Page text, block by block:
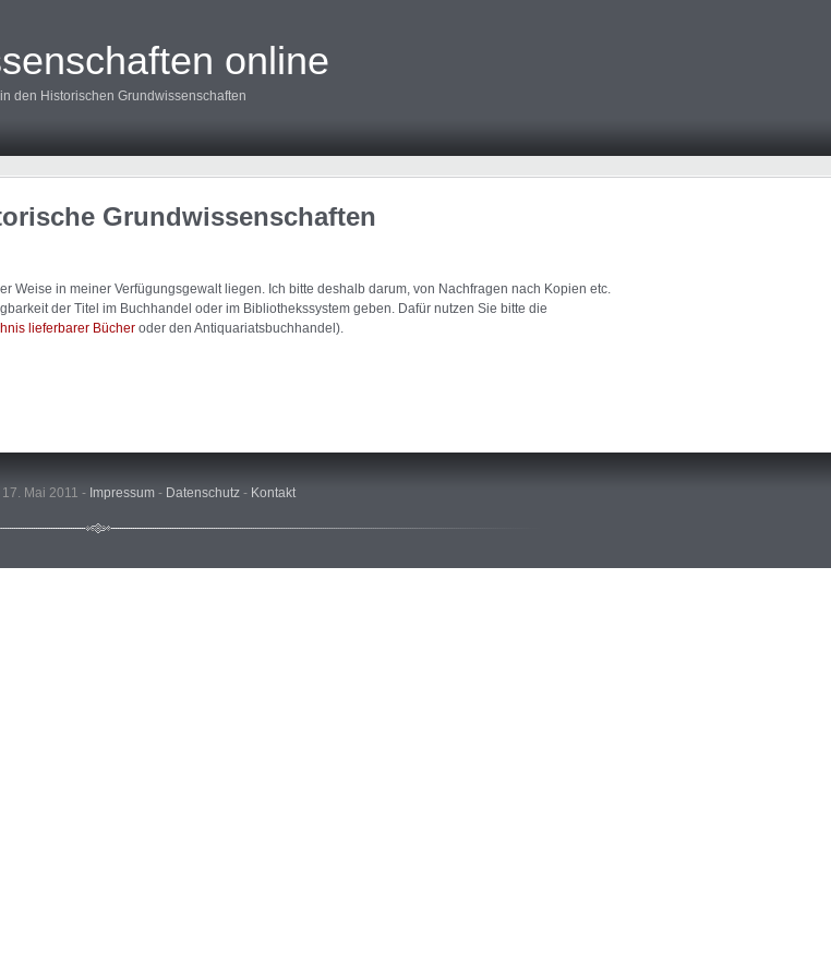
online
den Historischen Grundwissenschaften
Grundwissenschaften
Weise in meiner Verfügungsgewalt liegen. Ich bitte deshalb darum, von Nachfragen nach Kopien etc.
der Titel im Buchhandel oder im Bibliothekssystem geben. Dafür nutzen Sie bitte die
lieferbarer Bücher oder den Antiquariatsbuchhandel).
Mai 2011 - Impressum - Datenschutz - Kontakt